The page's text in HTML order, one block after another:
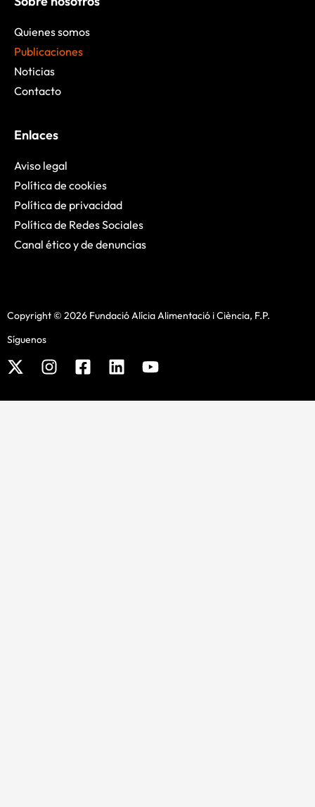
Quienes somos
Publicaciones
Noticias
Contacto
Enlaces
Aviso legal
Política de cookies
Política de privacidad
Política de Redes Sociales
Canal ético y de denuncias
Copyright © 2026 Fundació Alícia Alimentació i Ciència, F.P.
Síguenos